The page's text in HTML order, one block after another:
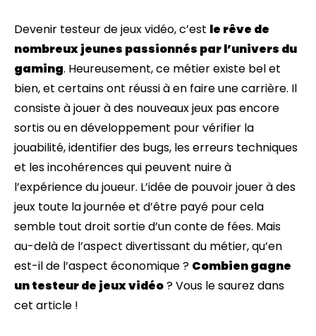
Devenir testeur de jeux vidéo, c’est le rêve de
nombreux jeunes passionnés par l’univers du
gaming. Heureusement, ce métier existe bel et
bien, et certains ont réussi à en faire une carrière. Il
consiste à jouer à des nouveaux jeux pas encore
sortis ou en développement pour vérifier la
jouabilité, identifier des bugs, les erreurs techniques
et les incohérences qui peuvent nuire à
l’expérience du joueur. L’idée de pouvoir jouer à des
jeux toute la journée et d’être payé pour cela
semble tout droit sortie d’un conte de fées. Mais
au-delà de l’aspect divertissant du métier, qu’en
est-il de l’aspect économique ? Combien gagne
un testeur de jeux vidéo? Vous le saurez dans
cet article !